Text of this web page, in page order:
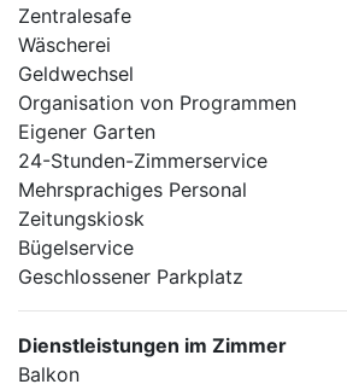
Zentralesafe
Wäscherei
Geldwechsel
Organisation von Programmen
Eigener Garten
24-Stunden-Zimmerservice
Mehrsprachiges Personal
Zeitungskiosk
Bügelservice
Geschlossener Parkplatz
Dienstleistungen im Zimmer
Balkon